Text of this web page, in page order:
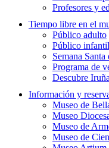
Profesores y
Tiempo libre en el
Público adulto
Público
Semana Santa
Programa de
Descubre
Información y
Museo de
Museo
Museo de
Museo de